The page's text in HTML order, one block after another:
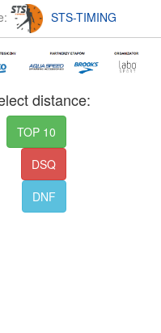
STS-TIMING
distance:
TOP 10
DSQ
DNF